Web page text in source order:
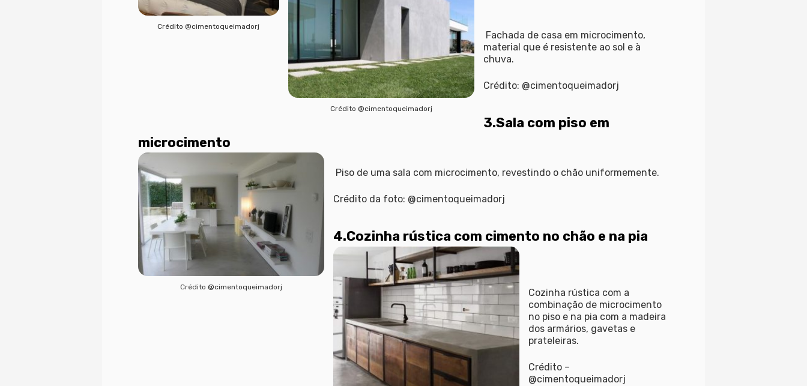
Crédito @cimentoqueimadorj
Crédito @cimentoqueimadorj
Fachada de casa em microcimento,
material que é resistente ao sol e à
chuva.
Crédito: @cimentoqueimadorj
3.Sala com piso em
microcimento
Crédito @cimentoqueimadorj
Piso de uma sala com microcimento, revestindo o chão uniformemente.
Crédito da foto: @cimentoqueimadorj
4.Cozinha rústica com cimento no chão e na pia
Cozinha rústica com a
combinação de microcimento
no piso e na pia com a madeira
dos armários, gavetas e
prateleiras.
Crédito –
@cimentoqueimadorj